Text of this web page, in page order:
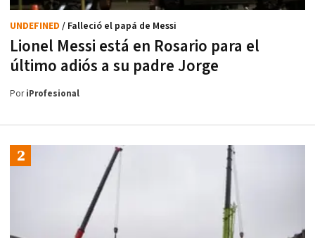
Lionel Messi está en Rosario para el
último adiós a su padre Jorge
UNDEFINED / Falleció el papá de Messi
PoriProfesional